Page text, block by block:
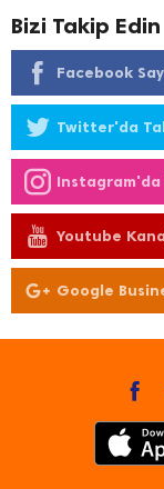
Bizi Takip Edin
Facebook
Twitter'da
Instagram'da
Youtube
Google